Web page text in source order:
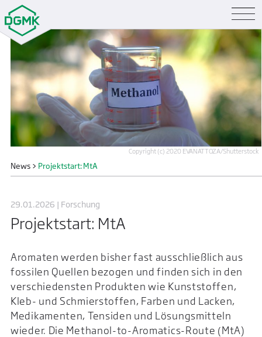
Copyright (c) 2020 EVANATTOZA/Shutterstock
News> Projektstart: MtA
29.01.2026 | Forschung
Projektstart: MtA
Aromaten werden bisher fast ausschließlich aus
fossilen Quellen bezogen und finden sich in den
verschiedensten Produkten wie Kunststoffen,
Kleb- und Schmierstoffen, Farben und Lacken,
Medikamenten, Tensiden und Lösungsmitteln
wieder. Die Methanol-to-Aromatics-Route (MtA)